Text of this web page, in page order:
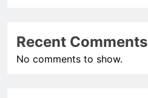
Recent Comments
No comments to show.